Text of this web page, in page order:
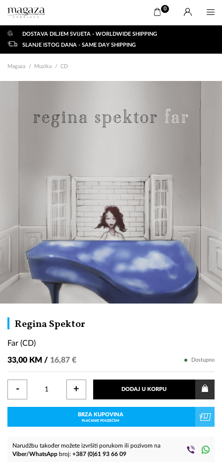
0
DOSTAVA DILJEM SVIJETA - WORLDWIDE SHIPPING
SLANJE ISTOG DANA - SAME DAY SHIPPING
Magaza Muzika CD
Regina Spektor
Far (CD)
33,00 KM / 16,87 € Dostupno
- + DODAJ U KORPU
BRZA KUPOVINA
PLAĆANJE POUZEĆEM
Narudžbu također možete izvršiti porukom ili pozivom na
Viber/WhatsApp broj: +387 (0)61 93 66 09